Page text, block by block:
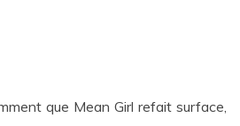
que Mean Girl refait surface,